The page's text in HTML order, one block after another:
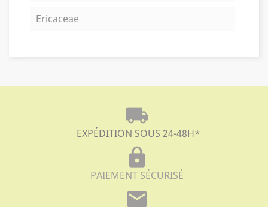
Ericaceae
local_shipping
EXPÉDITION SOUS 24-48H*
lock
PAIEMENT SÉCURISÉ
mail